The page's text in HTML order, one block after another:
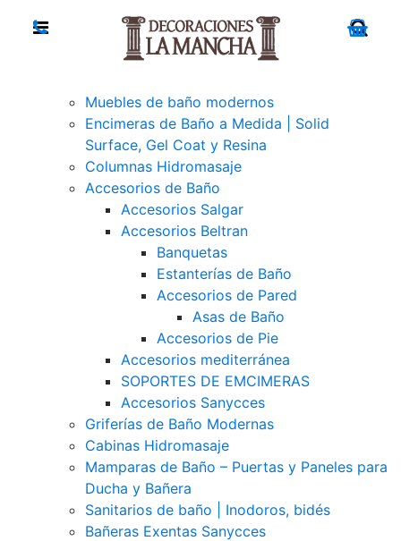
Muebles de baño modernos
Encimeras de Baño a Medida | Solid
Surface, Gel Coat y Resina
Columnas Hidromasaje
Accesorios de Baño
Accesorios Salgar
Accesorios Beltran
Banquetas
Estanterías de Baño
Accesorios de Pared
Asas de Baño
Accesorios de Pie
Accesorios mediterránea
SOPORTES DE EMCIMERAS
Accesorios Sanycces
Griferías de Baño Modernas
Cabinas Hidromasaje
Mamparas de Baño – Puertas y Paneles para
Ducha y Bañera
Sanitarios de baño | Inodoros, bidés
Bañeras Exentas Sanycces